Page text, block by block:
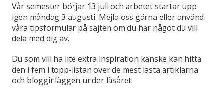
Vår semester börjar 13 juli och arbetet startar upp
igen måndag 3 augusti. Mejla oss gärna eller använd
våra tipsformulär på sajten om du har något du vill
dela med dig av.
Du som vill ha lite extra inspiration kanske kan hitta
den i fem i topp-listan över de mest lästa artiklarna
och blogginläggen under läsåret: